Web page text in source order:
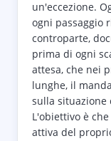
un'eccezione.
ogni passaggio
controparte,
prima di ogni
attesa, che nei
lunghe, il
sulla situazione
L'obiettivo è
attiva del